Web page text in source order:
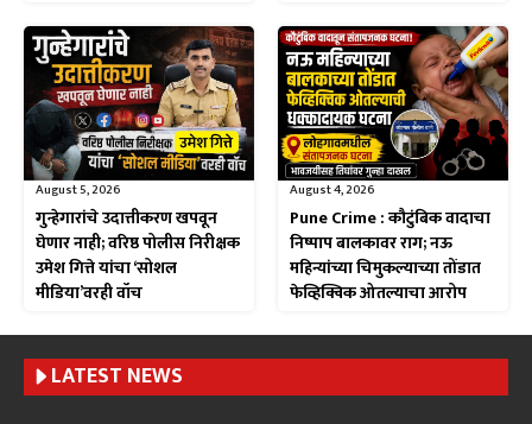
August 5, 2026
गुन्हेगारांचे उदात्तीकरण खपवून
घेणार नाही; वरिष्ठ पोलीस निरीक्षक
उमेश गित्ते यांचा ‘सोशल
मीडिया’वरही वॉच
August 4, 2026
Pune Crime : कौटुंबिक वादाचा
निष्पाप बालकावर राग; नऊ
महिन्यांच्या चिमुकल्याच्या तोंडात
फेव्हिक्विक ओतल्याचा आरोप
LATEST NEWS